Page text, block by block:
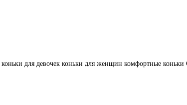
коньки для девочек коньки для женщин комфортные коньки